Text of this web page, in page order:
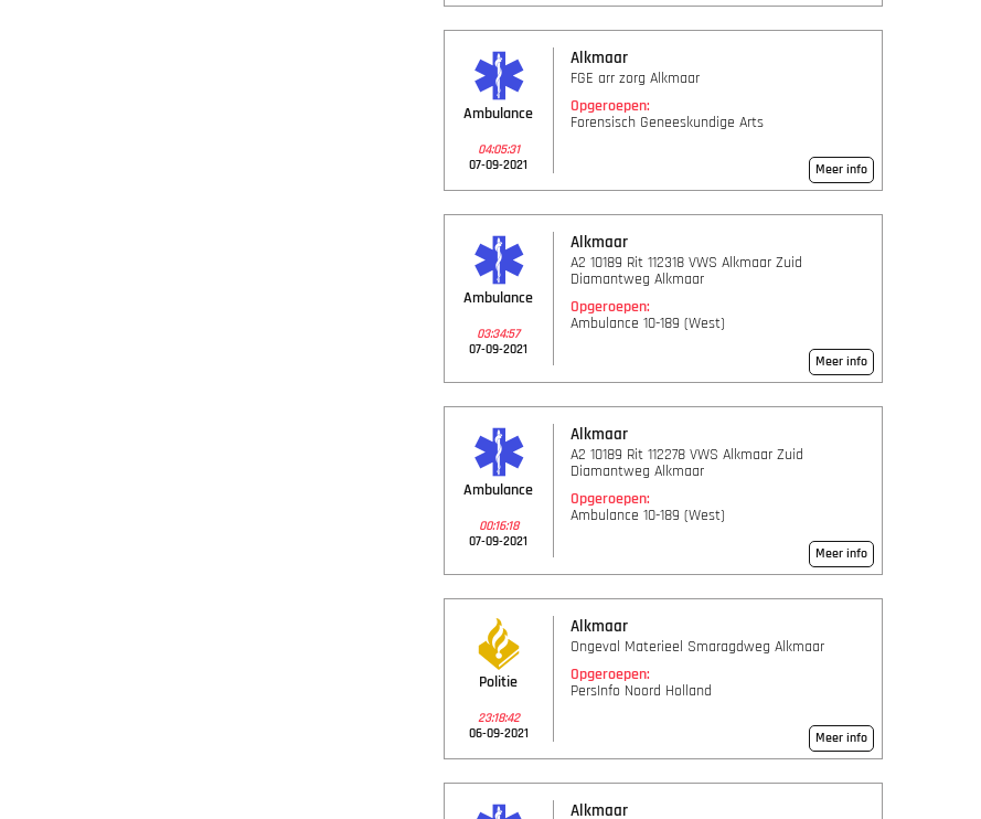
Ambulance
04:05:31
07-09-2021
Alkmaar
FGE arr zorg Alkmaar
Opgeroepen:
Forensisch Geneeskundige Arts
Meer info
Ambulance
03:34:57
07-09-2021
Alkmaar
A2 10189 Rit 112318 VWS Alkmaar Zuid
Diamantweg Alkmaar
Opgeroepen:
Ambulance 10-189 (West)
Meer info
Ambulance
00:16:18
07-09-2021
Alkmaar
A2 10189 Rit 112278 VWS Alkmaar Zuid
Diamantweg Alkmaar
Opgeroepen:
Ambulance 10-189 (West)
Meer info
Politie
23:18:42
06-09-2021
Alkmaar
Ongeval Materieel Smaragdweg Alkmaar
Opgeroepen:
PersInfo Noord Holland
Meer info
Alkmaar